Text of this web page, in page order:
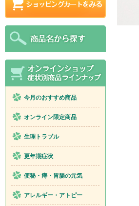
今月のおすすめ商品
オンライン限定商品
生理トラブル
更年期症状
便秘・痔・胃腸の元気
アレルギー・アトピー